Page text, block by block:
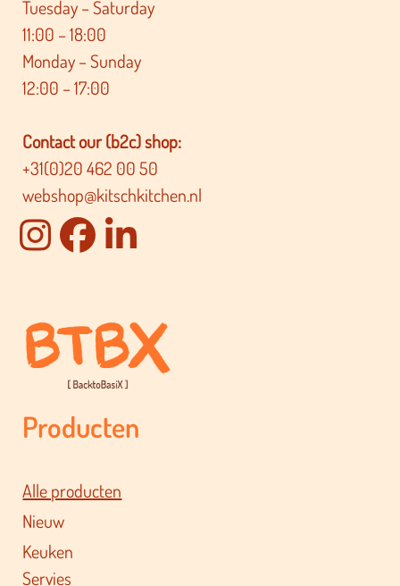
Tuesday – Saturday
11:00 – 18:00
Monday – Sunday
12:00 – 17:00
Contact our (b2c) shop:
+31(0)20 462 00 50
webshop@kitschkitchen.nl
Producten
Alle producten
Nieuw
Keuken
Servies